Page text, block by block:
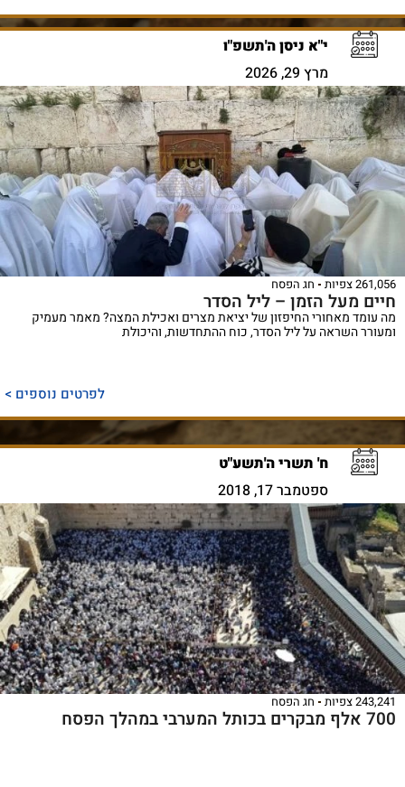
י"א ניסן ה'תשפ"ו
מרץ 29, 2026
261,056 צפיות חג הפסח
חיים מעל הזמן – ליל הסדר
מה עומד מאחורי החיפזון של יציאת מצרים ואכילת המצה? מאמר מעמיק
ומעורר השראה על ליל הסדר, כוח ההתחדשות, והיכולת
לפרטים נוספים >
ח' תשרי ה'תשע"ט
ספטמבר 17, 2018
243,241 צפיות חג הפסח
700 אלף מבקרים בכותל המערבי במהלך הפסח